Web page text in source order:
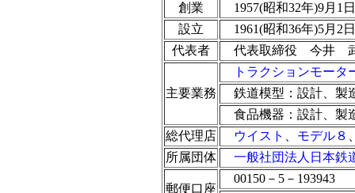
創業
1957(昭和32年)9月1日
設立
1961(昭和36年)5月2日
代表者
代表取締役 今井
主要業務
トラクションモータ
鉄道模型：設計、製
食品機器：設計、製
総代理店
ウイスト モデル８
所属団体
一般社団法人日本鉄
郵便口座
00150－5－193943